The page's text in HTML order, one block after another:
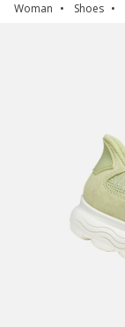
Woman Shoes